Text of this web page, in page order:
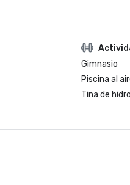
Gimnasio
Piscina al
Tina de